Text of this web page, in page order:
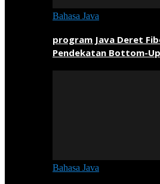
Bahasa Java
program Java Deret
Pendekatan Bottom-
Bahasa Java